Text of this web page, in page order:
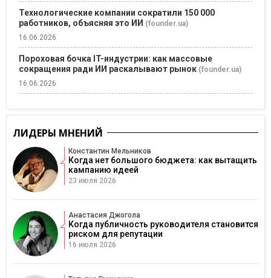
Технологические компании сократили 150 000
работников, объясняя это ИИ (founder.ua)
16.06.2026
Пороховая бочка IT-индустрии: как массовые
сокращения ради ИИ раскалывают рынок (founder.ua)
16.06.2026
ЛИДЕРЫ МНЕНИЙ
Константин Мельников
Когда нет большого бюджета: как вытащить
кампанию идеей
23 июля 2026
Анастасия Джогола
Когда публичность руководителя становится
риском для репутации
16 июля 2026